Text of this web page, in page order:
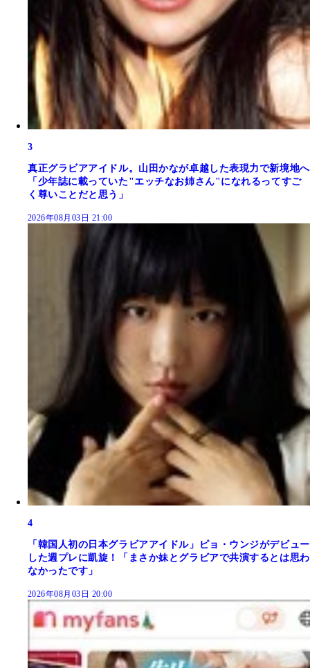
3
真正グラビアアイドル。山田かなが卓越した表現力で新境地へ
「少年誌に載っていた"エッチなお姉さん"になれるってすご
く尊いことだと思う」
2026年08月03日 21:00
4
「韓国人初の日本グラビアアイドル」ピョ・ウンジがデビュー
した週プレに凱旋！「まさか妹とグラビアで共演するとは思わ
なかったです」
2026年08月03日 20:00